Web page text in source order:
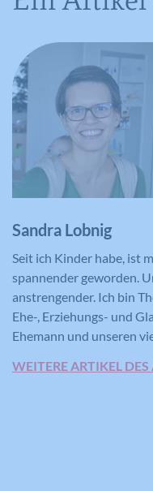
Sandra Lobnig
Seit ich Kinder habe, ist
spannender geworden.
anstrengender. Ich bin
Ehe-, Erziehungs- und
Ehemann und unseren
WEITERE ARTIKEL DES
Anbieter YouTube
Laufzeit
Zweck
zum